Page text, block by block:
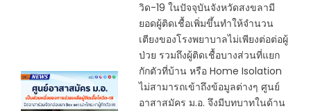
วิด-19 ในปัจจุบันจังหวัดสงขลามี
ยอดผู้ติดเชื้อเพิ่มขึ้นทำให้จำนวน
เตียงของโรงพยาบาลไม่เพียงต่อต่อผู้
ป่วย รวมถึงผู้ติดเชื้อบางส่วนที่แยก
กักตัวที่บ้าน หรือ Home Isolation
ไม่สามารถเข้าถึงข้อมูลต่างๆ ศูนย์
อาสาสมัคร ม.อ. จึงมีบทบาทในด้าน